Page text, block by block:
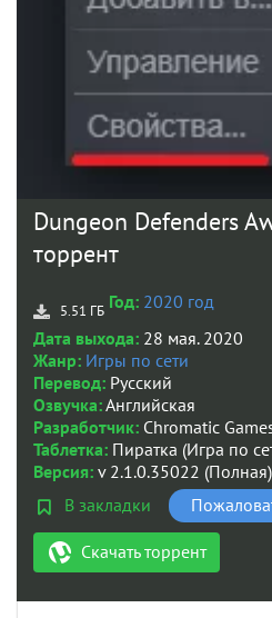
Dungeon Defenders
торрент
5.51 ГБ Год: 2020 год
Дата выхода: 28 мая. 2020
Жанр: Игры по сети
Перевод: Русский
Озвучка:Английская
Разработчик: Chromatic
Таблетка: Пиратка (Игра по
Версия: v 2.1.0.35022
В закладки
Скачать торрент